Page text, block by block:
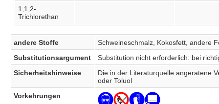
1,1,2-
Trichlorethan
andere Stoffe
Schweineschmalz, Kokosfett, andere
Substitutionsargument
Substitution nicht erforderlich: bei
Sicherheitshinweise
Die in der Literaturquelle angeratene
oder Toluol
Vorkehrungen